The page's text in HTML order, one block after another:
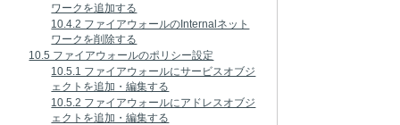
ワークを追加する
10.4.2 ファイアウォールのInternalネット
ワークを削除する
10.5 ファイアウォールのポリシー設定
10.5.1 ファイアウォールにサービスオブジ
ェクトを追加・編集する
10.5.2 ファイアウォールにアドレスオブジ
ェクトを追加・編集する